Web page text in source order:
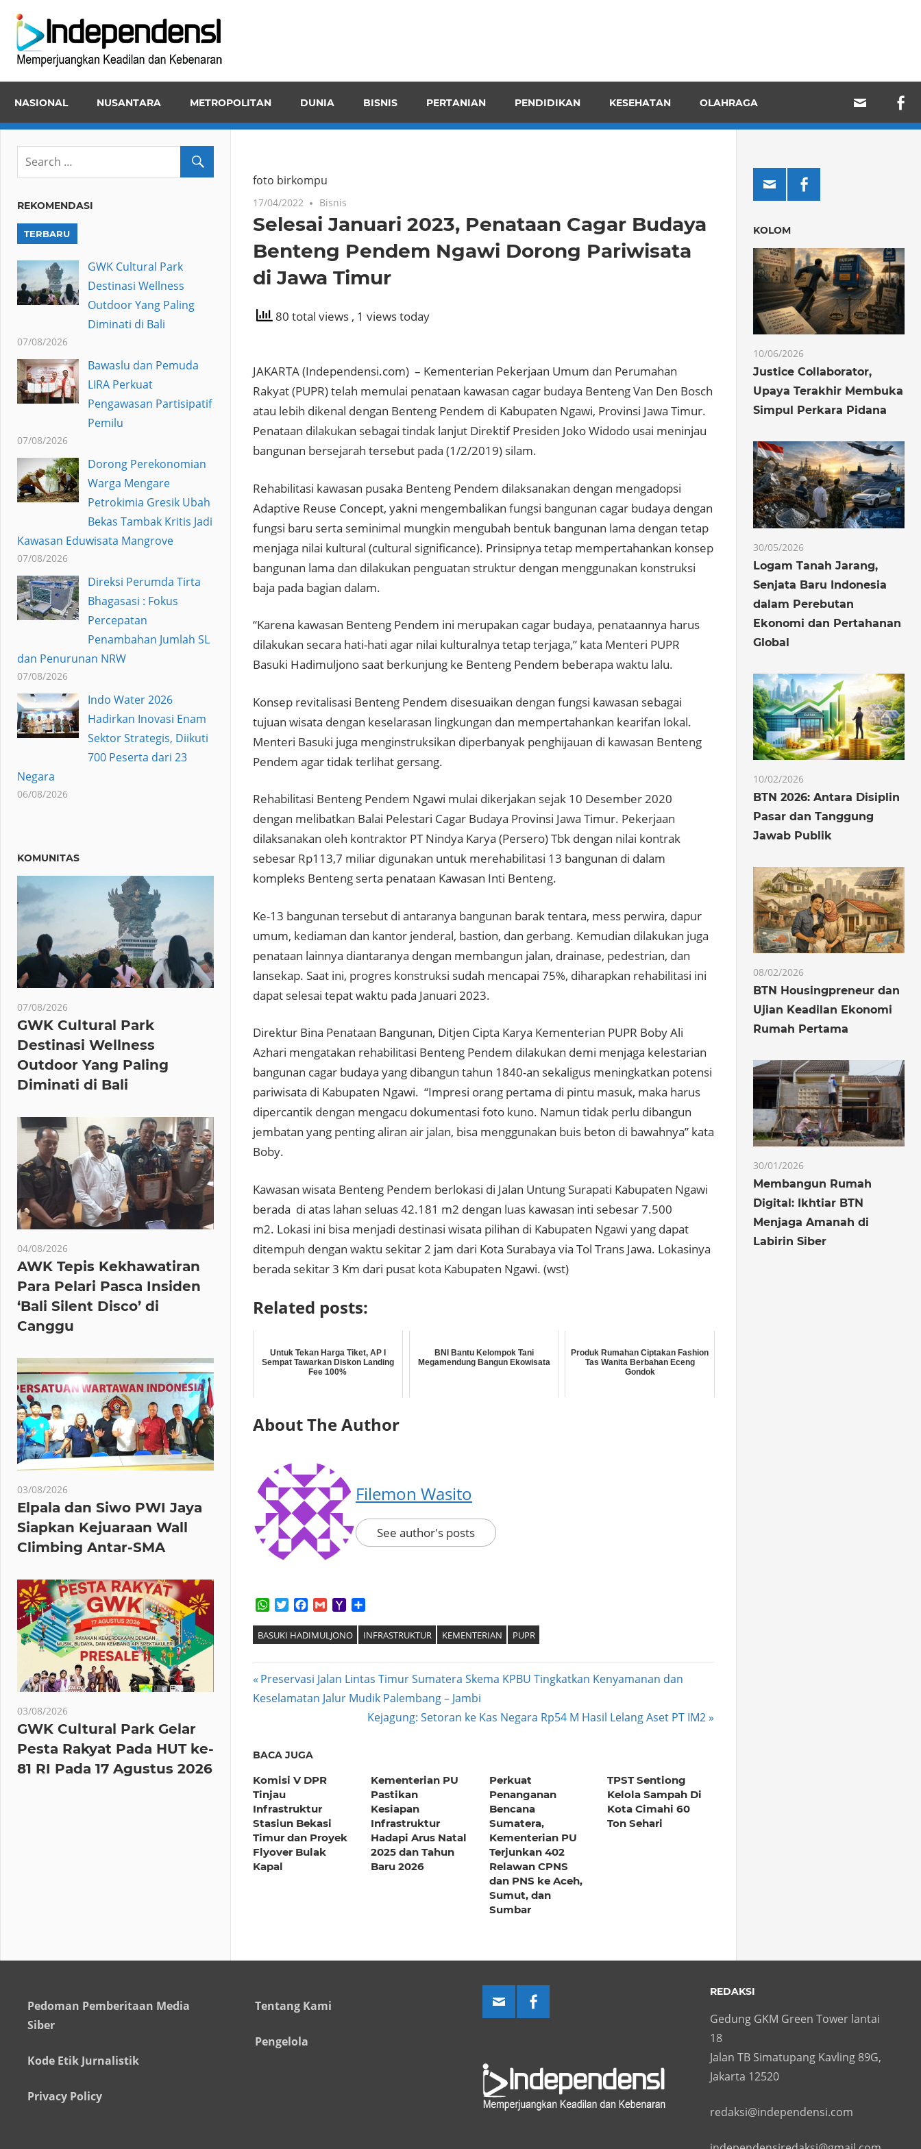
content
dan
NASIONAL NUSANTARA METROPOLITAN DUNIA BISNIS PERTANIAN PENDIDIKAN KESEHATAN OLAHRAGA
foto birkompu
17/04/2022 Bisnis
Selesai Januari 2023, Penataan Cagar Budaya
Benteng Pendem Ngawi Dorong Pariwisata
di Jawa Timur
80 total views , 1 views today
JAKARTA (Independensi.com) – Kementerian Pekerjaan Umum dan Perumahan
Rakyat (PUPR) telah memulai penataan kawasan cagar budaya Benteng Van Den Bosch
atau lebih dikenal dengan Benteng Pendem di Kabupaten Ngawi, Provinsi Jawa Timur.
Penataan dilakukan sebagai tindak lanjut Direktif Presiden Joko Widodo usai meninjau
bangunan bersejarah tersebut pada (1/2/2019) silam.
Rehabilitasi kawasan pusaka Benteng Pendem dilaksanakan dengan mengadopsi
Adaptive Reuse Concept, yakni mengembalikan fungsi bangunan cagar budaya dengan
fungsi baru serta seminimal mungkin mengubah bentuk bangunan lama dengan tetap
menjaga nilai kultural (cultural significance). Prinsipnya tetap mempertahankan konsep
bangunan lama dan dilakukan penguatan struktur dengan menggunakan konstruksi
baja pada bagian dalam.
“Karena kawasan Benteng Pendem ini merupakan cagar budaya, penataannya harus
dilakukan secara hati-hati agar nilai kulturalnya tetap terjaga,” kata Menteri PUPR
Basuki Hadimuljono saat berkunjung ke Benteng Pendem beberapa waktu lalu.
Konsep revitalisasi Benteng Pendem disesuaikan dengan fungsi kawasan sebagai
tujuan wisata dengan keselarasan lingkungan dan mempertahankan kearifan lokal.
Menteri Basuki juga menginstruksikan diperbanyak penghijauan di kawasan Benteng
Pendem agar tidak terlihat gersang.
Rehabilitasi Benteng Pendem Ngawi mulai dikerjakan sejak 10 Desember 2020
dengan melibatkan Balai Pelestari Cagar Budaya Provinsi Jawa Timur. Pekerjaan
dilaksanakan oleh kontraktor PT Nindya Karya (Persero) Tbk dengan nilai kontrak
sebesar Rp113,7 miliar digunakan untuk merehabilitasi 13 bangunan di dalam
kompleks Benteng serta penataan Kawasan Inti Benteng.
Ke-13 bangunan tersebut di antaranya bangunan barak tentara, mess perwira, dapur
umum, kediaman dan kantor jenderal, bastion, dan gerbang. Kemudian dilakukan juga
penataan lainnya diantaranya dengan membangun jalan, drainase, pedestrian, dan
lansekap. Saat ini, progres konstruksi sudah mencapai 75%, diharapkan rehabilitasi ini
dapat selesai tepat waktu pada Januari 2023.
Direktur Bina Penataan Bangunan, Ditjen Cipta Karya Kementerian PUPR Boby Ali
Azhari mengatakan rehabilitasi Benteng Pendem dilakukan demi menjaga kelestarian
bangunan cagar budaya yang dibangun tahun 1840-an sekaligus meningkatkan potensi
pariwisata di Kabupaten Ngawi. “Impresi orang pertama di pintu masuk, maka harus
dipercantik dengan mengacu dokumentasi foto kuno. Namun tidak perlu dibangun
jembatan yang penting aliran air jalan, bisa menggunakan buis beton di bawahnya” kata
Boby.
Kawasan wisata Benteng Pendem berlokasi di Jalan Untung Surapati Kabupaten Ngawi
berada di atas lahan seluas 42.181 m2 dengan luas kawasan inti sebesar 7.500
m2. Lokasi ini bisa menjadi destinasi wisata pilihan di Kabupaten Ngawi yang dapat
ditempuh dengan waktu sekitar 2 jam dari Kota Surabaya via Tol Trans Jawa. Lokasinya
berada sekitar 3 Km dari pusat kota Kabupaten Ngawi. (wst)
Related posts:
Untuk Tekan Harga Tiket, AP I
Sempat Tawarkan Diskon Landing
Fee 100%
BNI Bantu Kelompok Tani
Megamendung Bangun Ekowisata
Produk Rumahan Ciptakan Fashion
Tas Wanita Berbahan Eceng
Gondok
About The Author
Filemon Wasito
See author's posts
WhatsApp
TwitterFacebook
GmailYahoo
BASUKI HADIMULJONO INFRASTRUKTUR KEMENTERIAN PUPR
Post
navigation
Previous
Post:
Preservasi Jalan Lintas Timur Sumatera Skema KPBU Tingkatkan Kenyamanan dan
Keselamatan Jalur Mudik Palembang – Jambi
Next
Kejagung: Setoran ke Kas Negara Rp54 M Hasil Lelang Aset PT IM2
BACA JUGA
Komisi V DPR
Tinjau
Infrastruktur
Stasiun Bekasi
Timur dan Proyek
Flyover Bulak
Kapal
Kementerian PU
Pastikan
Kesiapan
Infrastruktur
Hadapi Arus Natal
2025 dan Tahun
Baru 2026
Perkuat
Penanganan
Bencana
Sumatera,
Kementerian PU
Terjunkan 402
Relawan CPNS
dan PNS ke Aceh,
Sumut, dan
Sumbar
TPST Sentiong
Kelola Sampah Di
Kota Cimahi 60
Ton Sehari
REKOMENDASI
TERBARU
GWK Cultural Park
Destinasi Wellness
Outdoor Yang Paling
Diminati di Bali
07/08/2026
Bawaslu dan Pemuda
LIRA Perkuat
Pengawasan Partisipatif
Pemilu
07/08/2026
Dorong Perekonomian
Warga Mengare
Petrokimia Gresik Ubah
Bekas Tambak Kritis Jadi
Kawasan Eduwisata Mangrove
07/08/2026
Direksi Perumda Tirta
Bhagasasi : Fokus
Percepatan
Penambahan Jumlah SL
dan Penurunan NRW
07/08/2026
Indo Water 2026
Hadirkan Inovasi Enam
Sektor Strategis, Diikuti
700 Peserta dari 23
Negara
06/08/2026
KOMUNITAS
07/08/2026
GWK Cultural Park
Destinasi Wellness
Outdoor Yang Paling
Diminati di Bali
04/08/2026
AWK Tepis Kekhawatiran
Para Pelari Pasca Insiden
‘Bali Silent Disco’ di
Canggu
03/08/2026
Elpala dan Siwo PWI Jaya
Siapkan Kejuaraan Wall
Climbing Antar-SMA
03/08/2026
GWK Cultural Park Gelar
Pesta Rakyat Pada HUT ke-
81 RI Pada 17 Agustus 2026
KOLOM
10/06/2026
Justice Collaborator,
Upaya Terakhir Membuka
Simpul Perkara Pidana
30/05/2026
Logam Tanah Jarang,
Senjata Baru Indonesia
dalam Perebutan
Ekonomi dan Pertahanan
Global
10/02/2026
BTN 2026: Antara Disiplin
Pasar dan Tanggung
Jawab Publik
08/02/2026
BTN Housingpreneur dan
Ujian Keadilan Ekonomi
Rumah Pertama
30/01/2026
Membangun Rumah
Digital: Ikhtiar BTN
Menjaga Amanah di
Labirin Siber
Pedoman Pemberitaan Media
Siber
Kode Etik Jurnalistik
Privacy Policy
Tentang Kami
Pengelola
REDAKSI
Gedung GKM Green Tower lantai
18
Jalan TB Simatupang Kavling 89G,
Jakarta 12520
redaksi@independensi.com